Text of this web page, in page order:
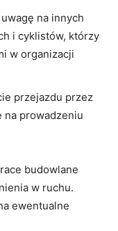
na innych
i cyklistów, którzy
w organizacji
przejazdu ⁣przez
na ​prowadzeniu
budowlane
w ruchu.
ewentualne